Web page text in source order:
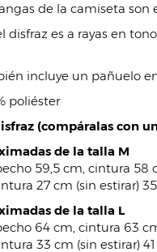
de la camiseta
disfraz es a rayas en
incluye un pañuelo
poliéster
(compáralas con
de la talla M
59,5 cm, cintura 58
27 cm (sin estirar)
de la talla L
64 cm, cintura 63
33 cm (sin estirar) 41